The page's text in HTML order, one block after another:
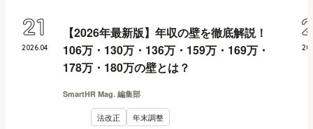
【2026年最新版】年収の壁を徹底解説！
106万・130万・136万・159万・169万・
178万・180万の壁とは？
SmartHR Mag. 編集部
法改正 年末調整
2026.04
21